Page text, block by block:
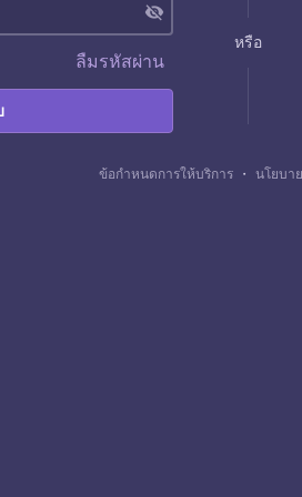
visibility_off
ลืมรหัสผ่าน
หรือ
ข้อกำหนดการให้บริการ ・ นโยบา